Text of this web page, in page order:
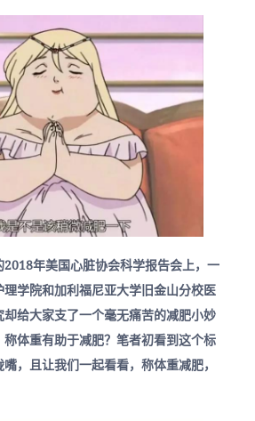
年美国心脏协会科学报告会上，一
学院和加利福尼亚大学旧金山分校医
给大家支了一个毫无痛苦的减肥小妙
体重有助于减肥？笔者初看到这个标
，且让我们一起看看，称体重减肥，